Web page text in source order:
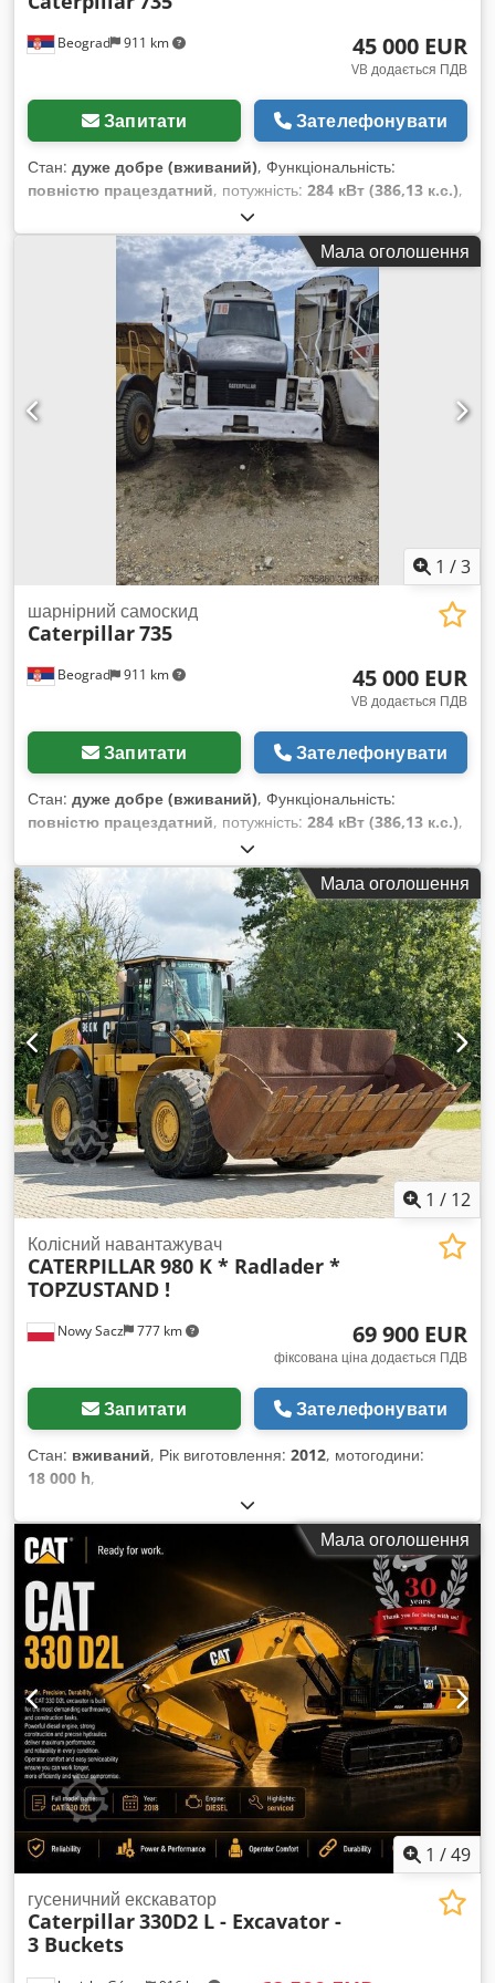
скло, напівкабіна,
Beograd 911 km 45 000 EUR
VB додається ПДВ
Запитати Зателефонувати
Стан: дуже добре (вживаний), Функціональність:
повністю працездатний, потужність: 284 кВт (386,13 к.с.),
, максимальна вага навантаження:
Рік виготовлення:2007, номер машини/транспортного
CAT00735VB1N00936, Самоскид у відмінному стані.
Dkjdpjylw Risfx Ahher
Мала оголошення
1 /3
Beograd 911 km
шарнірний самоскид
Caterpillar735
45 000 EUR
VB додається ПДВ
Запитати Зателефонувати
Стан: дуже добре (вживаний), Функціональність:
повністю працездатний, потужність: 284 кВт (386,13 к.с.),
, максимальна вага навантаження:
Рік виготовлення:2007, номер машини/транспортного
засобу:CAT00735JB1N00920, Машина повністю
працездатна. Djdpfxjylw Nxo Ahhjkr
Мала оголошення
1 / 12
Nowy Sacz 777 km
Колісний навантажувач
CATERPILLAR980 K * Radlader *
TOPZUSTAND !
69 900 EUR
фіксована ціна додається ПДВ
Запитати Зателефонувати
Стан: вживаний, Рік виготовлення: 2012, мотогодини:
18 000 h,
Мала оголошення
1 /49
гусеничний екскаватор
Caterpillar330D2 L - Excavator -
3 Buckets